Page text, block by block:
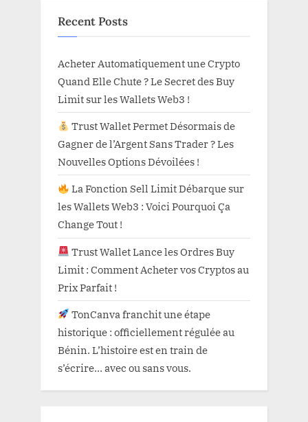
Recent Posts
Acheter Automatiquement une Crypto
Quand Elle Chute ? Le Secret des Buy
Limit sur les Wallets Web3 !
Trust Wallet Permet Désormais de
Gagner de l’Argent Sans Trader ? Les
Nouvelles Options Dévoilées !
La Fonction Sell Limit Débarque sur
les Wallets Web3 : Voici Pourquoi Ça
Change Tout !
Trust Wallet Lance les Ordres Buy
Limit : Comment Acheter vos Cryptos au
Prix Parfait !
TonCanva franchit une étape
historique : officiellement régulée au
Bénin. L’histoire est en train de
s’écrire… avec ou sans vous.